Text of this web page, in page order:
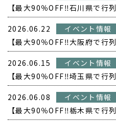
2026.06.22
イベント情報
2026.06.15
イベント情報
2026.06.08
イベント情報